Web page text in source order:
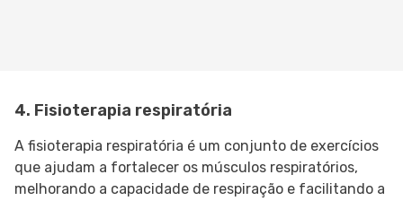
4. Fisioterapia respiratória
A fisioterapia respiratória é um conjunto de exercícios
que ajudam a fortalecer os músculos respiratórios,
melhorando a capacidade de respiração e facilitando a